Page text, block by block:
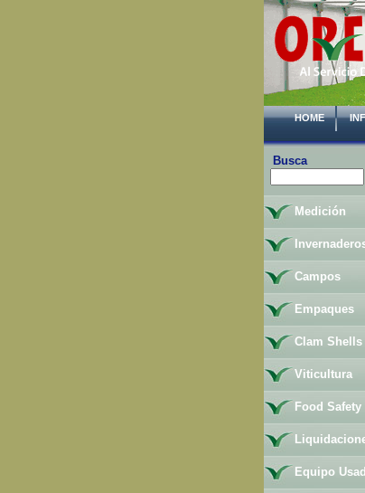
HOME
Busca
Medición
Campos
Empaques
Clam Shells
Viticultura
Food Safety
Equipo